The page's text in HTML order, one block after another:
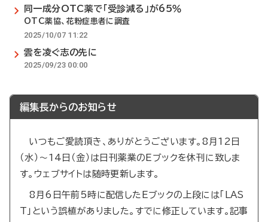
同一成分OTC薬で「受診減る」が65％
OTC薬協、花粉症患者に調査
2025/10/07 11:22
雲を凌ぐ志の先に
2025/09/23 00:00
編集長からのお知らせ
いつもご愛読頂き、ありがとうございます。8月12日
（水）～14日（金）は日刊薬業のEブックを休刊に致しま
す。ウェブサイトは随時更新します。
8月6日午前5時に配信したEブックの上段には「LAS
T」という誤植がありました。すでに修正しています。記事